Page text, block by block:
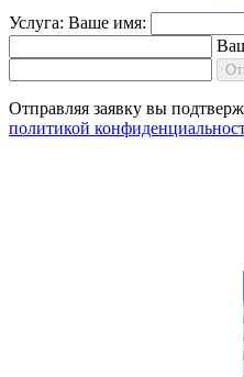
Услуга: Ваше имя:
Отправляя заявку вы
политикой